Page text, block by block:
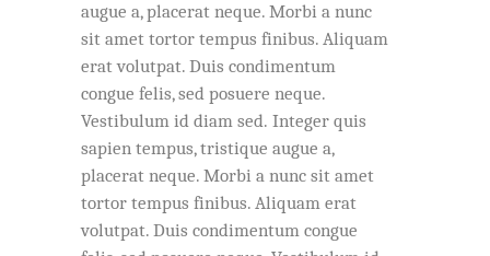
augue a, placerat neque. Morbi a nunc
sit amet tortor tempus finibus. Aliquam
erat volutpat. Duis condimentum
congue felis, sed posuere neque.
Vestibulum id diam sed. Integer quis
sapien tempus, tristique augue a,
placerat neque. Morbi a nunc sit amet
tortor tempus finibus. Aliquam erat
volutpat. Duis condimentum congue